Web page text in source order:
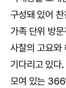
구성돼 있어
가족 단위 방
사찰의 고요와
기다리고 있다
모여 있는 366